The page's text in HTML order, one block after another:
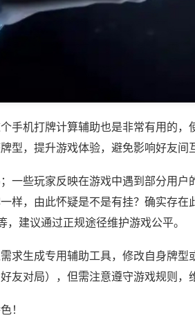
手机打牌计算辅助也是非常有用的，
型，提升游戏体验，避免影响好友间
一些玩家反映在游戏中遇到部分用户
样，由此怀疑是不是有挂？确实存在
建议通过正规途径维护游戏公平。
求生成专用辅助工具，修改自身牌型
友对局），但需注意遵守游戏规则，
！